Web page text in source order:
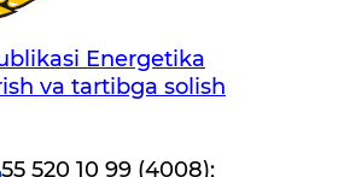
Energetika
va tartibga solish
55 520 10 99 (4008);